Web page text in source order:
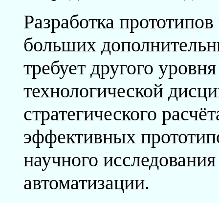
Разработка
больших
требует другого
технологической
стратегического
эффективных
научного
автоматизации.